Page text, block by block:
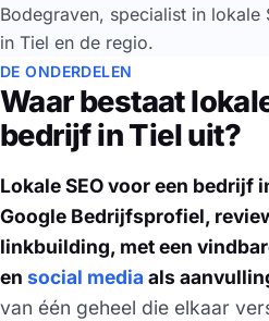
Bodegraven, specialist in lokale
in Tiel en de regio.
DE ONDERDELEN
Waar bestaat
bedrijf in Tiel uit?
Lokale SEO voor een bedrijf
Google Bedrijfsprofiel,
linkbuilding, met een
en social media als
van één geheel die elkaar